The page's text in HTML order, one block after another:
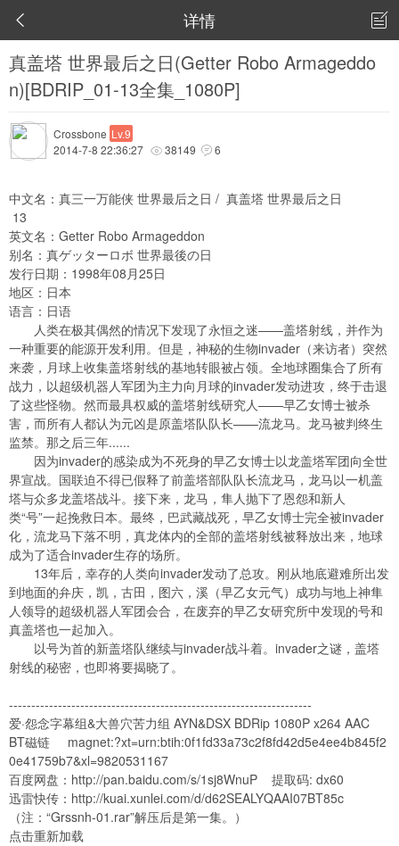
 详情 
真盖塔 世界最后之日(Getter Robo Armageddo
n)[BDRIP_01-13全集_1080P]
Crossbone Lv.9
2014-7-8 22:36:27  38149  6
中文名：真三一万能侠 世界最后之日 / 真盖塔 世界最后之日
13
英文名：Getter Robo Armageddon
别名：真ゲッターロボ 世界最後の日
发行日期：1998年08月25日
地区：日本
语言：日语
人类在极其偶然的情况下发现了永恒之迷——盖塔射线，并作为
一种重要的能源开发利用。但是，神秘的生物invader（来访者）突然
来袭，月球上收集盖塔射线的基地转眼被占领。全地球圈集合了所有
战力，以超级机器人军团为主力向月球的invader发动进攻，终于击退
了这些怪物。然而最具权威的盖塔射线研究人——早乙女博士被杀
害，而所有人都认为元凶是原盖塔队队长——流龙马。龙马被判终生
监禁。那之后三年......
因为invader的感染成为不死身的早乙女博士以龙盖塔军团向全世
界宣战。国联迫不得已假释了前盖塔部队队长流龙马，龙马以一机盖
塔与众多龙盖塔战斗。接下来，龙马，隼人抛下了恩怨和新人
类“号”一起挽救日本。最终，巴武藏战死，早乙女博士完全被invader
化，流龙马下落不明，真龙体内的全部的盖塔射线被释放出来，地球
成为了适合invader生存的场所。
13年后，幸存的人类向invader发动了总攻。刚从地底避难所出发
到地面的弁庆，凯，古田，图六，溪（早乙女元气）成功与地上神隼
人领导的超级机器人军团会合，在废弃的早乙女研究所中发现的号和
真盖塔也一起加入。
以号为首的新盖塔队继续与invader战斗着。invader之谜，盖塔
射线的秘密，也即将要揭晓了。
--------------------------------------------------------------------
爱·怨念字幕组&大兽穴苦力组 AYN&DSX BDRip 1080P x264 AAC
BT磁链 magnet:?xt=urn:btih:0f1fd33a73c2f8fd42d5e4ee4b845f2
0e41759b7&xl=9820531167
百度网盘： http://pan.baidu.com/s/1sj8WnuP 提取码: dx60
迅雷快传： http://kuai.xunlei.com/d/d62SEALYQAAI07BT85c
（注：“Grssnh-01.rar”解压后是第一集。）
点击重新加载